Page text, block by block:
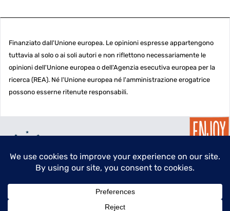
Finanziato dall'Unione europea. Le opinioni espresse appartengono
tuttavia al solo o ai soli autori e non riflettono necessariamente le
opinioni dell'Unione europea o dell'Agenzia esecutiva europea per la
ricerca (REA). Né l'Unione europea né l'amministrazione erogatrice
possono esserne ritenute responsabili.